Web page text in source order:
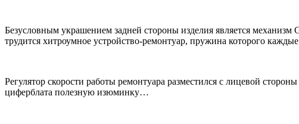
Безусловным украшением задней стороны изделия является
трудится хитроумное устройство-ремонтуар, пружина которого
Регулятор скорости работы ремонтуара разместился с лицевой
циферблата полезную изюминку…